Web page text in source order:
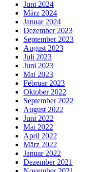
Juni 2024
März 2024
Januar 2024
Dezember 2023
September 2023
August 2023
Juli 2023
Juni 2023
Mai 2023
Februar 2023
Oktober 2022
September 2022
August 2022
Juni 2022
Mai 2022
April 2022
März 2022
Januar 2022
Dezember 2021